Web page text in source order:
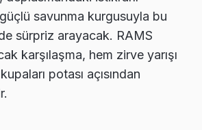
savunma kurgusuyla bu
sürpriz arayacak. RAMS
karşılaşma, hem zirve yarışı
potası açısından